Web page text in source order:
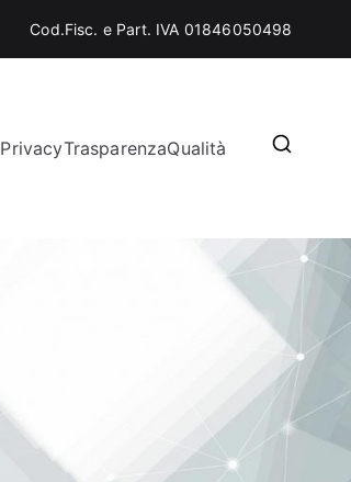
Cod.Fisc. e Part. IVA 01846050498
PrivacyTrasparenzaQualità